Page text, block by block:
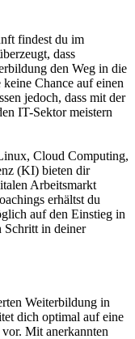
findest du im
dass
den Weg in die
Chance auf einen
jedoch, dass mit der
IT-Sektor meistern
Cloud Computing,
(KI) bieten dir
Arbeitsmarkt
erhältst du
auf den Einstieg in
Schritt in deiner
Weiterbildung in
dich optimal auf eine
Mit anerkannten